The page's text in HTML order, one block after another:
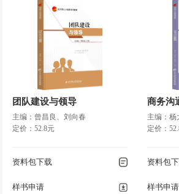
团队建设与领导
主编：曾昌良、刘向春
定价：52.8元
资料包下载
样书申请
商务沟
主编：杨
定价：
资料包
样书申请